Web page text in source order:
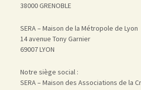
38000 GRENOBLE
SERA – Maison de la Métropole de Lyon
14 avenue Tony Garnier
69007 LYON
Notre siège social :
SERA – Maison des Associations de la